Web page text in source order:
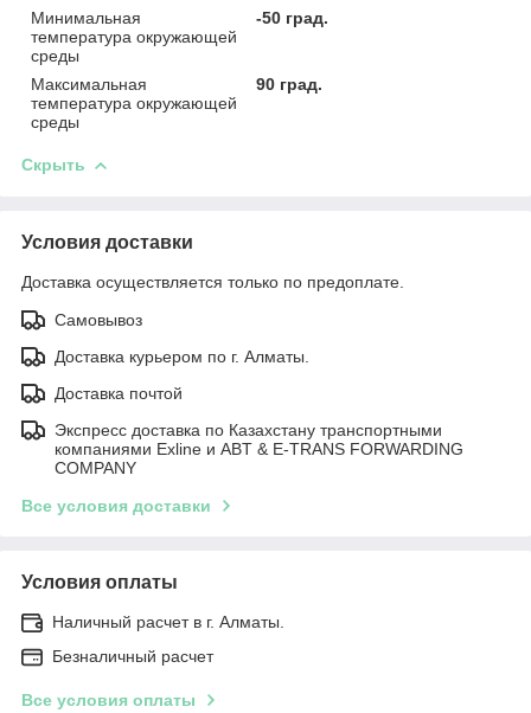
Минимальная
температура окружающей
среды
-50 град.
Максимальная
температура окружающей
среды
90 град.
Скрыть
Условия доставки
Доставка осуществляется только по предоплате.
Самовывоз
Доставка курьером по г. Алматы.
Доставка почтой
Экспресс доставка по Казахстану транспортными
компаниями Exline и ABT & E-TRANS FORWARDING
COMPANY
Все условия доставки
Условия оплаты
Наличный расчет в г. Алматы.
Безналичный расчет
Все условия оплаты